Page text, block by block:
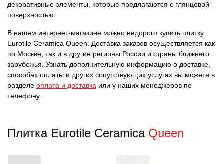
декоративные элементы, которые предлагаются с глянцевой
поверхностью.
В нашем интернет-магазине можно недорого купить плитку
Eurotile Ceramica Queen. Доставка заказов осуществляется как
по Москве, так и в другие регионы России и страны ближнего
зарубежья. Узнать дополнительную информацию о доставке,
способах оплаты и других сопутствующих услугах вы можете в
разделе оплата и доставка или у наших менеджеров по
телефону.
Плитка Eurotile Ceramica Queen